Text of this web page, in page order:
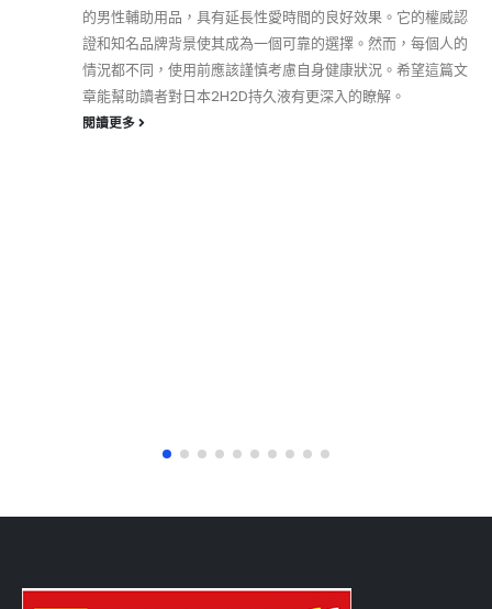
的男性輔助用品，具有延長性愛時間的良好效果。它的權威認
證和知名品牌背景使其成為一個可靠的選擇。然而，每個人的
情況都不同，使用前應該謹慎考慮自身健康狀況。希望這篇文
章能幫助讀者對日本2H2D持久液有更深入的瞭解。
閱讀更多